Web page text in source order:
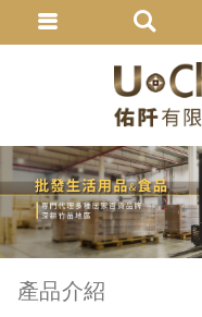
產品介紹